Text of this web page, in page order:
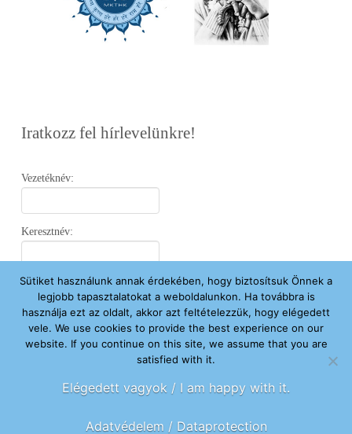
Iratkozz fel hírlevelünkre!
Vezetéknév:
Keresztnév:
Email:
Elfogadom az Adatvédelmi Nyilatkozatot.
Sütiket használunk annak érdekében, hogy biztosítsuk Önnek a
legjobb tapasztalatokat a weboldalunkon. Ha továbbra is
használja ezt az oldalt, akkor azt feltételezzük, hogy elégedett
vele. We use cookies to provide the best experience on our
website. If you continue on this site, we assume that you are
satisfied with it.
Elégedett vagyok / I am happy with it.
Adatvédelem / Dataprotection